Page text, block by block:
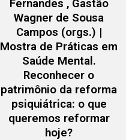
Fernandes , Gastão
Wagner de Sousa
Campos (orgs.) |
Mostra de Práticas em
Saúde Mental.
Reconhecer o
patrimônio da reforma
psiquiátrica: o que
queremos reformar
hoje?